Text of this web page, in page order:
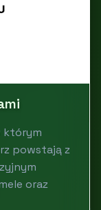
którym
powstają z
oraz